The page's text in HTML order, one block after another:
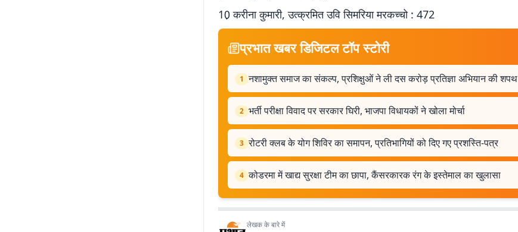
10़ करीना कुमारी, उत्क्रमित उवि सिमरिया मरकच्चो : 472
प्रभात खबर डिजिटल टॉप स्टोरी
1 नशामुक्त समाज का संकल्प, प्रशिक्षुओं ने ली दस करोड़ प्रतिज्ञा अभियान की शपथ
2 भर्ती परीक्षा विवाद पर सरकार घिरी, भाजपा विधायकों ने खोला मोर्चा
3 रोटरी क्लब के योग शिविर का समापन, प्रतिभागियों को दिए गए प्रशस्ति-पत्र
4 कोडरमा में खाद्य सुरक्षा टीम का छापा, कैंसरकारक रंग के इस्तेमाल का खुलासा
लेखक के बारे में